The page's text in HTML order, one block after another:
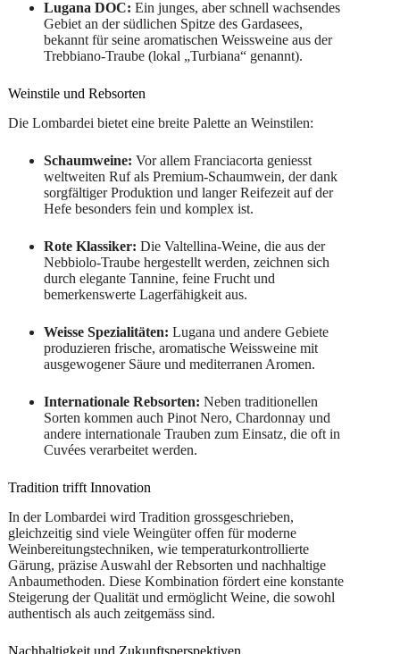
Lugana DOC: Ein junges, aber schnell wachsendes
Gebiet an der südlichen Spitze des Gardasees,
bekannt für seine aromatischen Weissweine aus der
Trebbiano-Traube (lokal „Turbiana“ genannt).
Weinstile und Rebsorten
Die Lombardei bietet eine breite Palette an Weinstilen:
Schaumweine: Vor allem Franciacorta geniesst
weltweiten Ruf als Premium-Schaumwein, der dank
sorgfältiger Produktion und langer Reifezeit auf der
Hefe besonders fein und komplex ist.
Rote Klassiker: Die Valtellina-Weine, die aus der
Nebbiolo-Traube hergestellt werden, zeichnen sich
durch elegante Tannine, feine Frucht und
bemerkenswerte Lagerfähigkeit aus.
Weisse Spezialitäten: Lugana und andere Gebiete
produzieren frische, aromatische Weissweine mit
ausgewogener Säure und mediterranen Aromen.
Internationale Rebsorten: Neben traditionellen
Sorten kommen auch Pinot Nero, Chardonnay und
andere internationale Trauben zum Einsatz, die oft in
Cuvées verarbeitet werden.
Tradition trifft Innovation
In der Lombardei wird Tradition grossgeschrieben,
gleichzeitig sind viele Weingüter offen für moderne
Weinbereitungstechniken, wie temperaturkontrollierte
Gärung, präzise Auswahl der Rebsorten und nachhaltige
Anbaumethoden. Diese Kombination fördert eine konstante
Steigerung der Qualität und ermöglicht Weine, die sowohl
authentisch als auch zeitgemäss sind.
Nachhaltigkeit und Zukunftsperspektiven